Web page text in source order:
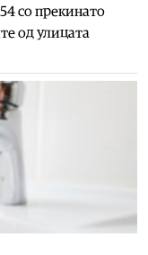
со прекинато
од улицата